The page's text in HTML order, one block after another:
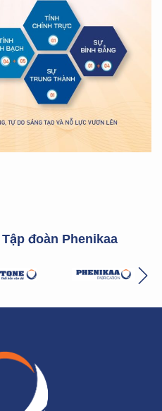
đoàn Phenikaa